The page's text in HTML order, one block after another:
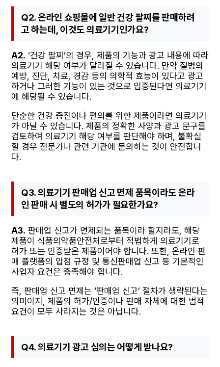
Q2. 온라인 쇼핑몰에 일반 건강 팔찌를 판매하려
고 하는데, 이것도 의료기기인가요?
A2. ‘건강 팔찌’의 경우, 제품의 기능과 광고 내용에 따라
의료기기 해당 여부가 달라질 수 있습니다. 만약 질병의
예방, 진단, 치료, 경감 등의 의학적 효능이 있다고 광고
하거나 그러한 기능이 있는 것으로 입증된다면 의료기기
에 해당될 수 있습니다.
단순한 건강 증진이나 편의를 위한 제품이라면 의료기기
가 아닐 수 있습니다. 제품의 정확한 사양과 광고 문구를
검토하여 의료기기 해당 여부를 판단해야 하며, 불확실
할 경우 전문가나 관련 기관에 문의하는 것이 안전합니
다.
Q3. 의료기기 판매업 신고 면제 품목이라도 온라
인 판매 시 별도의 허가가 필요한가요?
A3. 판매업 신고가 면제되는 품목이라 할지라도, 해당
제품이 식품의약품안전처로부터 적법하게 의료기기로
허가 또는 인증받은 제품이어야 합니다. 또한, 온라인 판
매 플랫폼의 입점 규정 및 통신판매업 신고 등 기본적인
사업자 요건은 충족해야 합니다.
즉, 판매업 신고 면제는 ‘판매업 신고’ 절차가 생략된다는
의미이지, 제품의 허가/인증이나 판매 자체에 대한 법적
요건이 모두 사라지는 것은 아닙니다.
Q4. 의료기기 광고 심의는 어떻게 받나요?